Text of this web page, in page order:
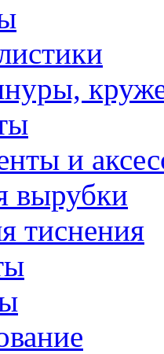
и
вырубки
тиснения